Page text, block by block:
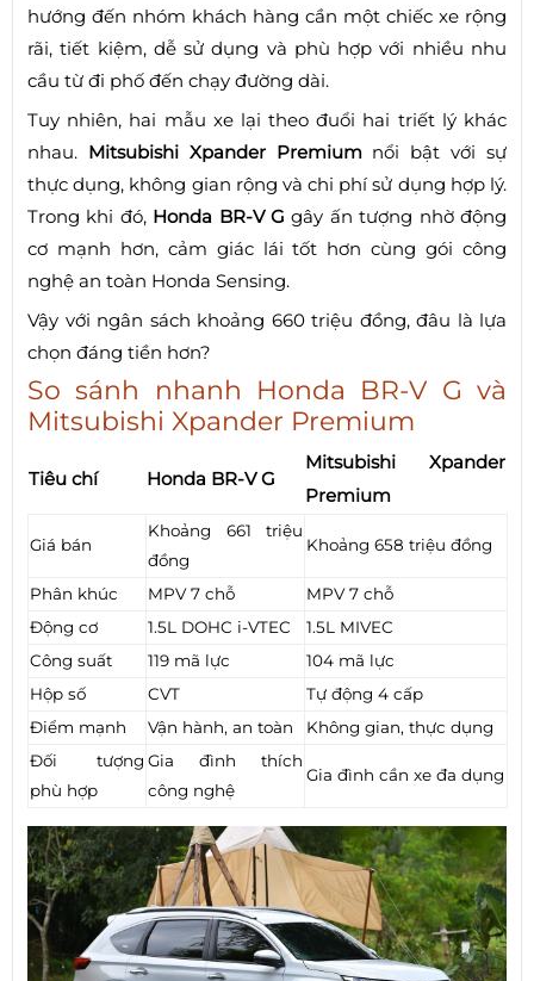
hướng đến nhóm khách hàng cần một chiếc xe rộng
rãi, tiết kiệm, dễ sử dụng và phù hợp với nhiều nhu
cầu từ đi phố đến chạy đường dài.
Tuy nhiên, hai mẫu xe lại theo đuổi hai triết lý khác
nhau. Mitsubishi Xpander Premiumnổi bật với sự
thực dụng, không gian rộng và chi phí sử dụng hợp lý.
Trong khi đó, Honda BR-V G gây ấn tượng nhờ động
cơ mạnh hơn, cảm giác lái tốt hơn cùng gói công
nghệ an toàn Honda Sensing.
Vậy với ngân sách khoảng 660 triệu đồng, đâu là lựa
chọn đáng tiền hơn?
So sánh nhanh Honda BR-V G và
Mitsubishi Xpander Premium
Tiêu chí Honda BR-V G
Mitsubishi Xpander
Premium
Giá bán
Khoảng 661 triệu
đồng
Khoảng 658 triệu đồng
Phân khúc MPV 7 chỗ
MPV 7 chỗ
Động cơ
1.5L DOHC i-VTEC
1.5L MIVEC
Công suất
119 mã lực
104 mã lực
Hộp số
CVT
Tự động 4 cấp
Điểm mạnh
Vận hành, an toàn
Không gian, thực dụng
Đối tượng
phù hợp
Gia đình thích
công nghệ
Gia đình cần xe đa dụng